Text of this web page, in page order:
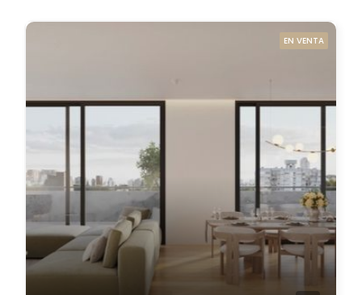
EN VENTA